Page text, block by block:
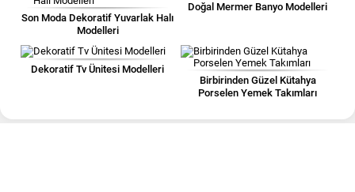
Son Moda Dekoratif Yuvarlak Halı
Modelleri
Doğal Mermer Banyo Modelleri
Dekoratif Tv Ünitesi Modelleri
Birbirinden Güzel Kütahya
Porselen Yemek Takımları